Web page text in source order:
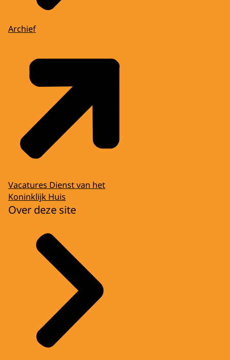
Archief
Vacatures Dienst van het
Koninklijk Huis
Over deze site